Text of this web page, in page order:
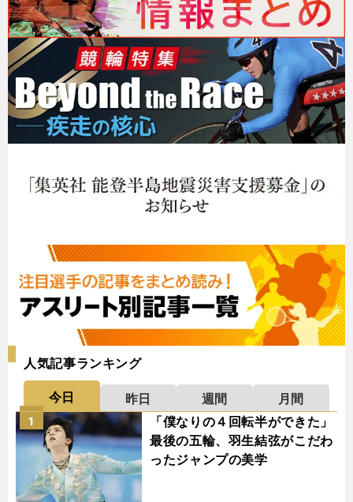
人気記事ランキング
今日 昨日 週間
月間
「僕なりの４回転半ができた」
最後の五輪、羽生結弦がこだわ
ったジャンプの美学
1